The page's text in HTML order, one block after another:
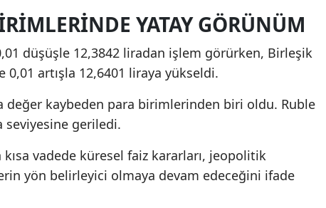
YATAY GÖRÜNÜM
düşüşle 12,3842 liradan işlem görürken, Birleşik
artışla 12,6401 liraya yükseldi.
değer kaybeden para birimlerinden biri oldu. Ruble
seviyesine geriledi.
vadede küresel faiz kararları, jeopolitik
yön belirleyici olmaya devam edeceğini ifade